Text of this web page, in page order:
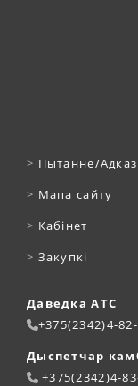
> Пытанне/Адказ
> Мапа сайту
> Кабінет
> Закупкі
Даведка АТС
+375(2342)4-
Дыспетчар
+375(2342)4-